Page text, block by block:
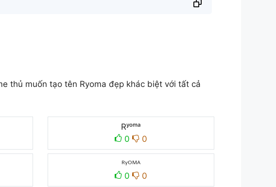
thủ muốn tạo tên Ryoma đẹp khác biệt với tất cả
Rʸᵒᵐᵃ
0
0
ᴿᵞᴼᴹᴬ
0
0